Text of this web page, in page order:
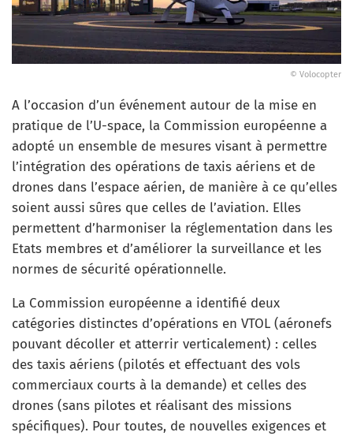
© Volocopter
A l’occasion d’un événement autour de la mise en
pratique de l’U-space, la Commission européenne a
adopté un ensemble de mesures visant à permettre
l’intégration des opérations de taxis aériens et de
drones dans l’espace aérien, de manière à ce qu’elles
soient aussi sûres que celles de l’aviation. Elles
permettent d’harmoniser la réglementation dans les
Etats membres et d’améliorer la surveillance et les
normes de sécurité opérationnelle.
La Commission européenne a identifié deux
catégories distinctes d’opérations en VTOL (aéronefs
pouvant décoller et atterrir verticalement) : celles
des taxis aériens (pilotés et effectuant des vols
commerciaux courts à la demande) et celles des
drones (sans pilotes et réalisant des missions
spécifiques). Pour toutes, de nouvelles exigences et